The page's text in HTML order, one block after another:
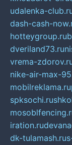
udalenka-
dash-cash-
hotteygroup.ru
dveriland73.ru
vrema-
nike-air-max-
mobilreklama.ru
spksochi.ru
iration.ru
dk-tulamash.ru